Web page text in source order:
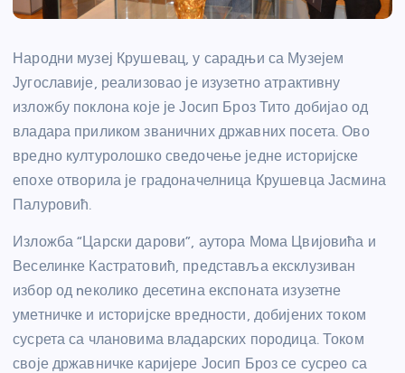
Народни музеј Крушевац, у сарадњи са Музејем
Југославије, реализовао је изузетно атрактивну
изложбу поклона које је Јосип Броз Тито добијао од
владара приликом званичних државних посета. Ово
вредно културолошко сведочење једне историјске
епохе отворила је градоначелница Крушевца Јасмина
Палуровић.
Изложба “Царски дарови”, аутора Мома Цвијовића и
Веселинке Кастратовић, представља ексклузиван
избор од nеколико десетина експоната изузетне
уметничке и историјске вредности, добијених током
сусрета са члановима владарских породица. Током
своје државничке каријере Јосип Броз се сусрео са